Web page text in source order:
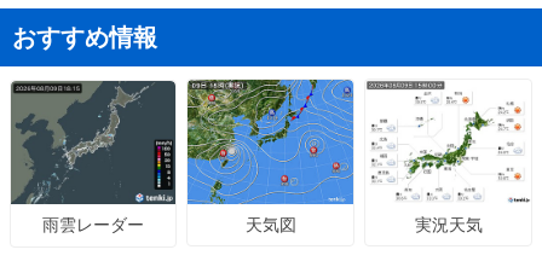
おすすめ情報
雨雲レーダー 天気図 実況天気